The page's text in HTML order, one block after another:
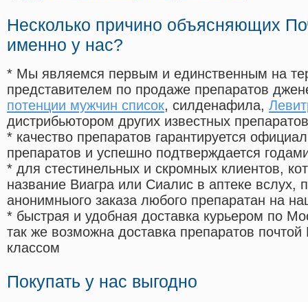
Несколько причино объясняющих
именно у нас?
* Мы являемся первым и единственным на
представителем по продаже препаратов
потенции мужчин список, силденафила,
дистрибьютором других известных препаратов
* качество препаратов гарантируется
препаратов и успешно подтверждается
* для стестинельных и скромных клиентов,
название Виагра или Сиалис в аптеке вслух,
анонимныого заказа любого препаратан на
* быстрая и удобная доставка курьером по
так же возможна доставка препаратов
классом
Покупать у нас выгодно